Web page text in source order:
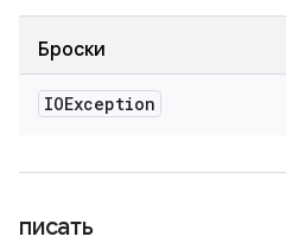
Броски
IOException
писать